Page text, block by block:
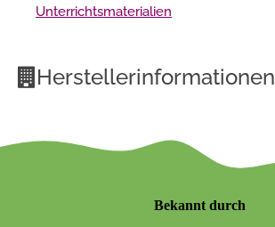
Unterrichtsmaterialien
Herstellerinformationen
Bekannt durch